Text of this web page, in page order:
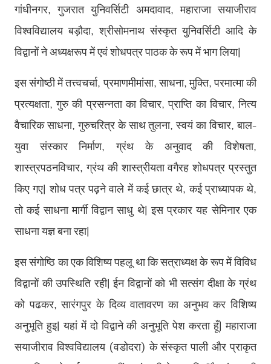
गांधीनगर, गुजरात युनिवर्सिटी अमदावाद, महाराजा सयाजीराव
विश्वविद्यालय बड़ौदा, श्रीसोमनाथ संस्कृत युनिवर्सिटी आदि के
विद्वानों ने अध्यक्षरूप में एवं शोधपत्र पाठक के रूप में भाग लिया।
इस संगोष्ठी में तत्त्वचर्चा, प्रमाणमीमांसा, साधना, मुक्ति, परमात्मा की
प्रत्यक्षता, गुरु की प्रसन्नता का विचार, प्राप्ति का विचार, नित्य
वैचारिक साधना, गुरुचरित्र के साथ तुलना, स्वयं का विचार, बाल-
युवा संस्कार निर्माण, ग्रंथ के अनुवाद की विशेषता,
शास्त्रपठनविचार, ग्रंथ की शास्त्रीयता वगैरह शोधपत्र प्रस्तुत
किए गए। शोध पत्र पढ़ने वाले में कई छात्र थे, कई प्राध्यापक थे,
तो कई साधना मार्गी विद्वान साधु थे। इस प्रकार यह सेमिनार एक
साधना यज्ञ बना रहा।
इस संगोष्ठि का एक विशिष्य पहलू था कि सत्राध्यक्ष के रूप में विविध
विद्वानों की उपस्थिति रही। ईन विद्वानों को भी सत्संग दीक्षा के ग्रंथ
को पढकर, सारंगपुर के दिव्य वातावरण का अनुभव कर विशिष्य
अनुभूति हुइ। यहां में दो विद्वाने की अनुभूति पेश करता हूँ। महाराजा
सयाजीराव विश्वविद्यालय (वडोदरा) के संस्कृत पाली और प्राकृत